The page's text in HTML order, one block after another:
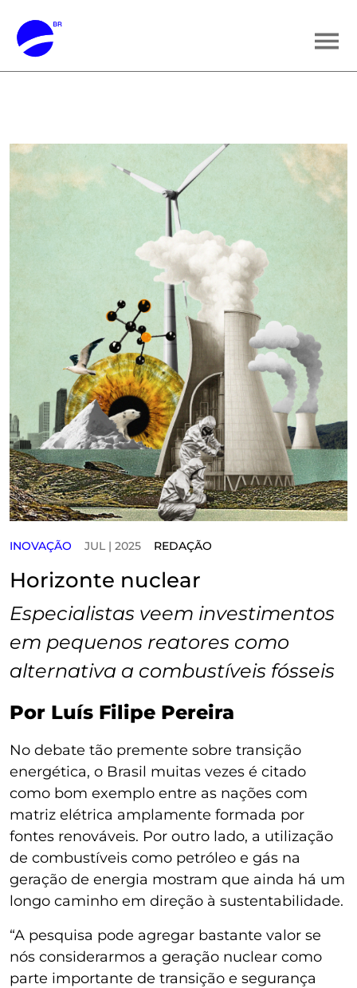
INOVAÇÃO JUL | 2025 REDAÇÃO
Horizonte nuclear
Especialistas veem investimentos
em pequenos reatores como
alternativa a combustíveis fósseis
Por Luís Filipe Pereira
No debate tão premente sobre transição
energética, o Brasil muitas vezes é citado
como bom exemplo entre as nações com
matriz elétrica amplamente formada por
fontes renováveis. Por outro lado, a utilização
de combustíveis como petróleo e gás na
geração de energia mostram que ainda há um
longo caminho em direção à sustentabilidade.
“A pesquisa pode agregar bastante valor se
nós considerarmos a geração nuclear como
parte importante de transição e segurança